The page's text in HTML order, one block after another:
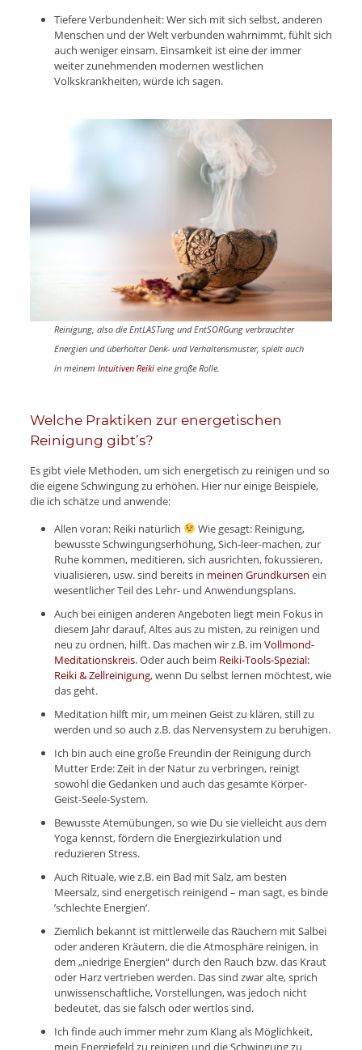
Tiefere Verbundenheit: Wer sich mit sich selbst, anderen
Menschen und der Welt verbunden wahrnimmt, fühlt sich
auch weniger einsam. Einsamkeit ist eine der immer
weiter zunehmenden modernen westlichen
Volkskrankheiten, würde ich sagen.
Reinigung, also die EntLASTung und EntSORGung verbrauchter
Energien und überholter Denk- und Verhaltensmuster, spielt auch
in meinem Intuitiven Reiki eine große Rolle.
Welche Praktiken zur energetischen
Reinigung gibt’s?
Es gibt viele Methoden, um sich energetisch zu reinigen und so
die eigene Schwingung zu erhöhen. Hier nur einige Beispiele,
die ich schätze und anwende:
Allen voran: Reiki natürlich
Wie gesagt: Reinigung,
bewusste Schwingungserhöhung, Sich-leer-machen, zur
Ruhe kommen, meditieren, sich ausrichten, fokussieren,
viualisieren, usw. sind bereits in meinen Grundkursen ein
wesentlicher Teil des Lehr- und Anwendungsplans.
Auch bei einigen anderen Angeboten liegt mein Fokus in
diesem Jahr darauf, Altes aus zu misten, zu reinigen und
neu zu ordnen, hilft. Das machen wir z.B. im Vollmond-
Meditationskreis. Oder auch beim Reiki-Tools-Spezial:
Reiki & Zellreinigung, wenn Du selbst lernen möchtest, wie
das geht.
Meditation hilft mir, um meinen Geist zu klären, still zu
werden und so auch z.B. das Nervensystem zu beruhigen.
Ich bin auch eine große Freundin der Reinigung durch
Mutter Erde: Zeit in der Natur zu verbringen, reinigt
sowohl die Gedanken und auch das gesamte Körper-
Geist-Seele-System.
Bewusste Atemübungen, so wie Du sie vielleicht aus dem
Yoga kennst, fördern die Energiezirkulation und
reduzieren Stress.
Auch Rituale, wie z.B. ein Bad mit Salz, am besten
Meersalz, sind energetisch reinigend – man sagt, es binde
’schlechte Energien‘.
Ziemlich bekannt ist mittlerweile das Räuchern mit Salbei
oder anderen Kräutern, die die Atmosphäre reinigen, in
dem „niedrige Energien“ durch den Rauch bzw. das Kraut
oder Harz vertrieben werden. Das sind zwar alte, sprich
unwissenschaftliche, Vorstellungen, was jedoch nicht
bedeutet, das sie falsch oder wertlos sind.
Ich finde auch immer mehr zum Klang als Möglichkeit,
mein Energiefeld zu reinigen und die Schwingung zu